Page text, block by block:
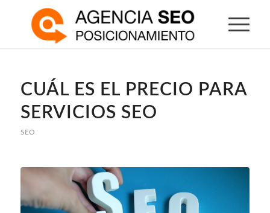
CUÁL ES EL PRECIO PARA
SERVICIOS SEO
SEO